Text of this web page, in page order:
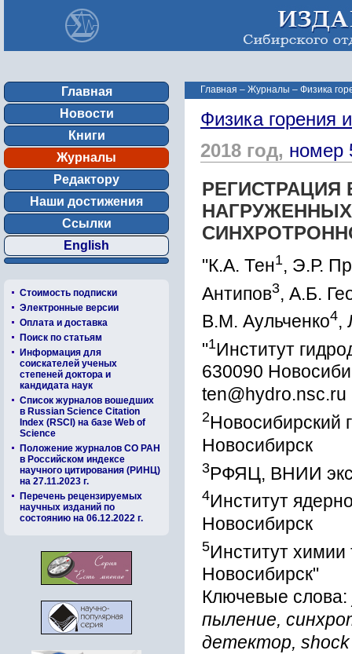
Главная
Новости
Книги
Журналы
Редактору
Наши достижения
Ссылки
English
Стоимость подписки
Электронные версии
Оплата и доставка
Поиск по статьям
Информация для
соискателей ученых
степеней доктора и
кандидата наук
Список журналов вошедших
в Russian Science Citation
Index (RSCI) на базе Web of
Science
Положение журналов СО РАН
в Российском индексе
научного цитирования (РИНЦ)
на 27.11.2023 г.
Перечень рецензируемых
научных изданий по
состоянию на 06.12.2022 г.
Главная – Журналы – Физика
Физика горения
2018 год, номер
РЕГИСТРАЦИЯ
"К.А. Тен1, Э.Р.
Антипов3, А.Б.
В.М. Аульченко4,
"1Институт
630090
ten@hydro.nsc.ru
2Новосибирский
Новосибирск
3РФЯЦ, ВНИИ
4Институт
Новосибирск
5Институт
Новосибирск"
Ключевые слова:
пыление,
детектор, shock